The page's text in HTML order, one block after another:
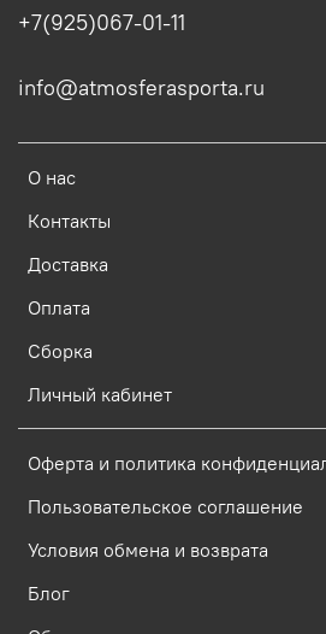
О нас
Контакты
Доставка
Оплата
Сборка
Личный кабинет
Оферта и политика
Пользовательское соглашение
Условия обмена и возврата
Блог
+7(925)067-01-11
info@atmosferasporta.ru